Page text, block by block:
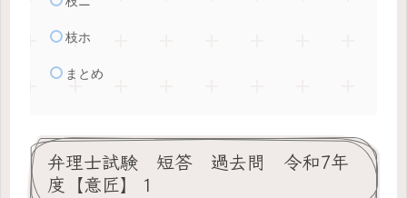
枝ホ
まとめ
弁理士試験 短答 過去問 令和7年
度【意匠】１